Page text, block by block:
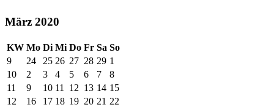
März 2020
KW Mo Di Mi Do Fr Sa So
9
24 25 26 27 28 29 1
10
2 3 4 5 6 7
8
11
9 10 11 12 13 14 15
12
16 17 18 19 20 21 22